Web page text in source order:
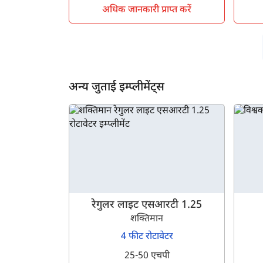
अधिक जानकारी प्राप्त करें
अन्य जुताई इम्प्लीमेंट्स
रेगुलर लाइट एसआरटी 1.25
शक्तिमान
4 फीट रोटावेटर
25-50 एचपी